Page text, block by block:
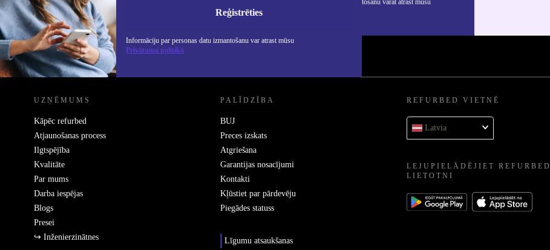
Reģistrēties
Informāciju par personas datu izmantošanu var atrast mūsu
Privātuma politikā
piedāvājumu.
Informāciju par personas datu izmantošanu varat atrast mūsu
Privātuma politikā
REFURBED - RETHINK NEW.
UZŅĒMUMS
Kāpēc refurbed
Atjaunošanas process
Ilgtspējība
Kvalitāte
Par mums
Darba iespējas
Blogs
Presei
↪ Inženierzinātnes
PALĪDZĪBA
BUJ
Preces izskats
Atgriešana
Garantijas nosacījumi
Kontakti
Kļūstiet par pārdevēju
Piegādes statuss
Līgumu atsaukšanas
REFURBED VIETNĒ
Latvia
LEJUPIELĀDĒJIET REFURBED
LIETOTNI